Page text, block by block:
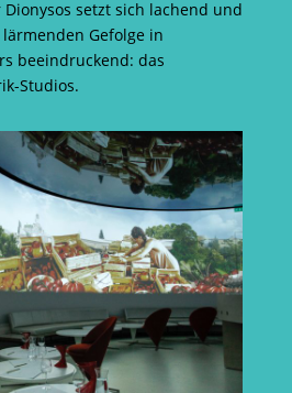
setzt sich lachend und
Gefolge in
beeindruckend: das
Studios.